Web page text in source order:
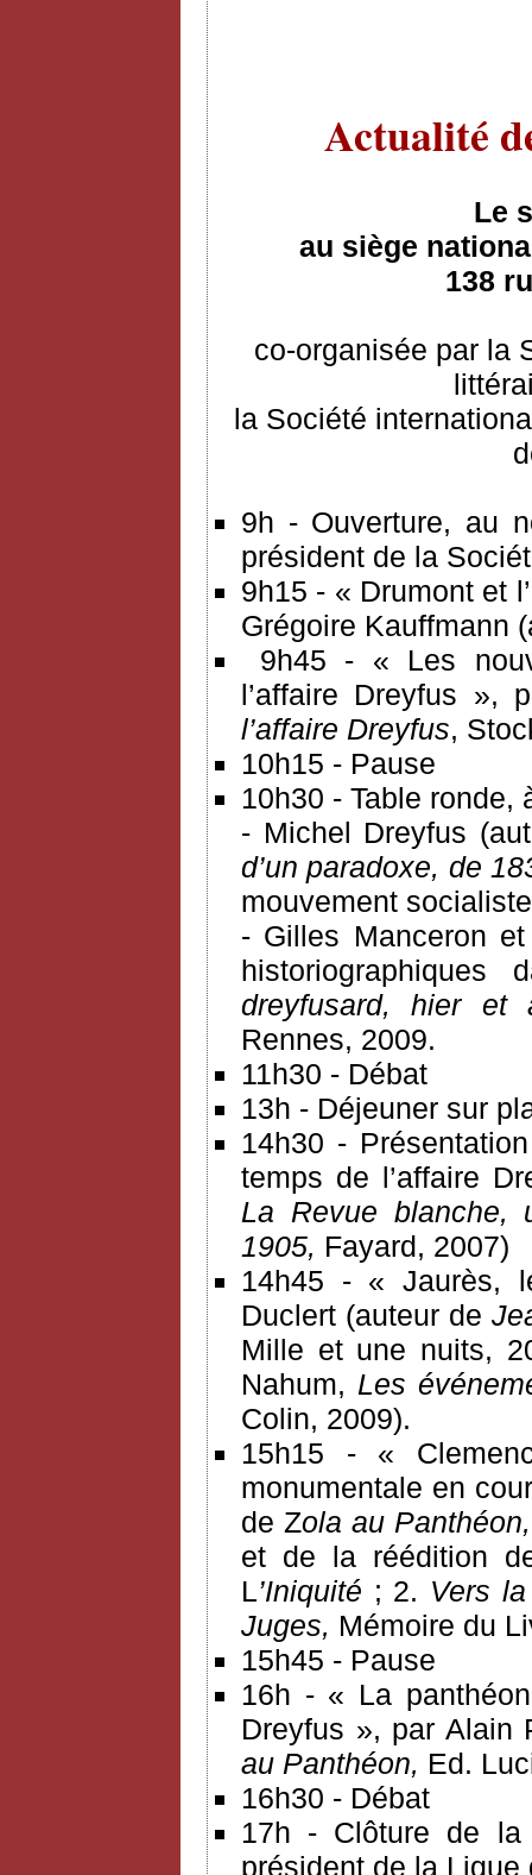
Actualité
Le
au siège
138
co-organisée par la
la Société
9h - Ouverture, au
président de la
9h15 - « Drumont et
Grégoire Kauffmann
9h45 - « Les
l’affaire Dreyfus »,
l’affaire Dreyfus,
10h15 - Pause
10h30 - Table ronde,
- Michel Dreyfus
d’un paradoxe, de
mouvement
- Gilles Manceron
dreyfusard, hier et
Rennes, 2009.
11h30 - Débat
13h - Déjeuner sur
14h30 -
temps de l’affaire
La Revue blanche,
1905, Fayard, 2007)
14h45 - « Jaurès,
Duclert (auteur de
Mille et une nuits,
Nahum, Les
Colin, 2009).
15h15 - «
monumentale en
de Zola au
et de la réédition
L’Iniquité ; 2. Vers
Juges, Mémoire du
15h45 - Pause
16h - « La
Dreyfus », par Alain
au Panthéon, Ed.
16h30 - Débat
17h - Clôture de la
président de la Ligue